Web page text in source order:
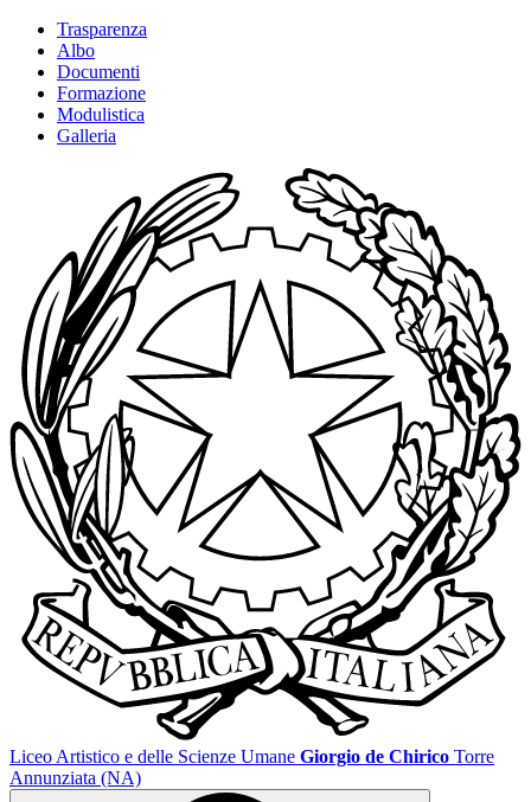
Trasparenza
Albo
Documenti
Formazione
Modulistica
Galleria
Liceo Artistico e delle Scienze Umane Giorgio de Chirico Torre
Annunziata (NA)